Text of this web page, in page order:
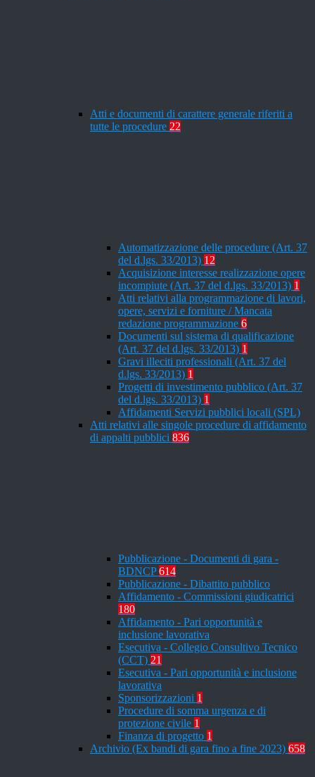
Atti e documenti di carattere generale riferiti a
tutte le procedure 22
Automatizzazione delle procedure (Art. 37
del d.lgs. 33/2013) 12
Acquisizione interesse realizzazione opere
incompiute (Art. 37 del d.lgs. 33/2013) 1
Atti relativi alla programmazione di lavori,
opere, servizi e forniture / Mancata
redazione programmazione 6
Documenti sul sistema di qualificazione
(Art. 37 del d.lgs. 33/2013) 1
Gravi illeciti professionali (Art. 37 del
d.lgs. 33/2013) 1
Progetti di investimento pubblico (Art. 37
del d.lgs. 33/2013) 1
Affidamenti Servizi pubblici locali (SPL)
Atti relativi alle singole procedure di affidamento
di appalti pubblici 836
Pubblicazione - Documenti di gara -
BDNCP614
Pubblicazione - Dibattito pubblico
Affidamento - Commissioni giudicatrici
180
Affidamento - Pari opportunità e
inclusione lavorativa
Esecutiva - Collegio Consultivo Tecnico
(CCT) 21
Esecutiva - Pari opportunità e inclusione
lavorativa
Sponsorizzazioni 1
Procedure di somma urgenza e di
protezione civile 1
Finanza di progetto 1
Archivio (Ex bandi di gara fino a fine 2023) 658